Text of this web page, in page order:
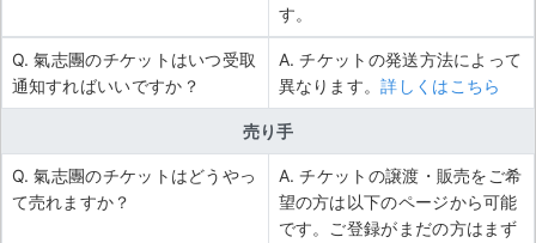
す。
Q. 氣志團のチケットはいつ受取
通知すればいいですか？
A. チケットの発送方法によって
異なります。詳しくはこちら
売り手
Q. 氣志團のチケットはどうやっ
て売れますか？
A. チケットの譲渡・販売をご希
望の方は以下のページから可能
です。ご登録がまだの方はまず